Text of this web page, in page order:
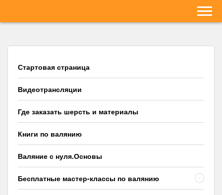
Стартовая страница
Видеотрансляции
Где заказать шерсть и материалы
Книги по валянию
Валяние с нуля.Основы
Бесплатные мастер-классы по валянию -